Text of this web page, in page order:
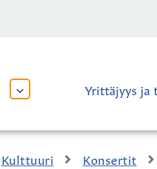
AVAA
ALAVALIKKO
Yrittäjyys ja
Kulttuuri Konsertit